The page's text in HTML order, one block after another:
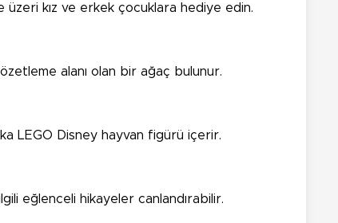
üzeri kız ve erkek çocuklara hediye edin.
alanı olan bir ağaç bulunur.
LEGO Disney hayvan figürü içerir.
eğlenceli hikayeler canlandırabilir.